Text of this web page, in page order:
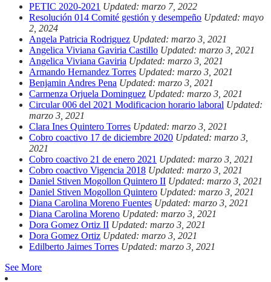
PETIC 2020-2021 Updated: marzo 7, 2022
Resolución 014 Comité gestión y desempeño Updated: mayo
2, 2024
Angela Patricia Rodriguez Updated: marzo 3, 2021
Angelica Viviana Gaviria Castillo Updated: marzo 3, 2021
Angelica Viviana Gaviria Updated: marzo 3, 2021
Armando Hernandez Torres Updated: marzo 3, 2021
Benjamin Andres Pena Updated: marzo 3, 2021
Carmenza Orjuela Dominguez Updated: marzo 3, 2021
Circular 006 del 2021 Modificacion horario laboral Updated:
marzo 3, 2021
Clara Ines Quintero Torres Updated: marzo 3, 2021
Cobro coactivo 17 de diciembre 2020 Updated: marzo 3,
2021
Cobro coactivo 21 de enero 2021 Updated: marzo 3, 2021
Cobro coactivo Vigencia 2018 Updated: marzo 3, 2021
Daniel Stiven Mogollon Quintero II Updated: marzo 3, 2021
Daniel Stiven Mogollon Quintero Updated: marzo 3, 2021
Diana Carolina Moreno Fuentes Updated: marzo 3, 2021
Diana Carolina Moreno Updated: marzo 3, 2021
Dora Gomez Ortiz II Updated: marzo 3, 2021
Dora Gomez Ortiz Updated: marzo 3, 2021
Edilberto Jaimes Torres Updated: marzo 3, 2021
See More